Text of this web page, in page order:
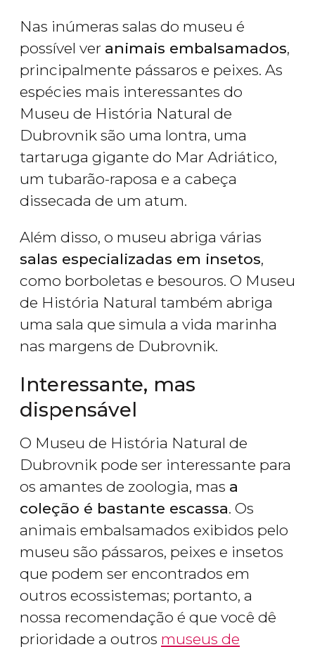
Nas inúmeras salas do museu é
possível ver animais embalsamados,
principalmente pássaros e peixes. As
espécies mais interessantes do
Museu de História Natural de
Dubrovnik são uma lontra, uma
tartaruga gigante do Mar Adriático,
um tubarão-raposa e a cabeça
dissecada de um atum.
Além disso, o museu abriga várias
salas especializadas em insetos,
como borboletas e besouros. O Museu
de História Natural também abriga
uma sala que simula a vida marinha
nas margens de Dubrovnik.
Interessante, mas
dispensável
O Museu de História Natural de
Dubrovnik pode ser interessante para
os amantes de zoologia, mas a
coleção é bastante escassa. Os
animais embalsamados exibidos pelo
museu são pássaros, peixes e insetos
que podem ser encontrados em
outros ecossistemas; portanto, a
nossa recomendação é que você dê
prioridade a outros museus de